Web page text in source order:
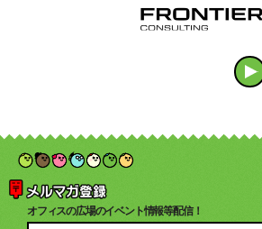
オフィスの広場のイベント情報等配信！